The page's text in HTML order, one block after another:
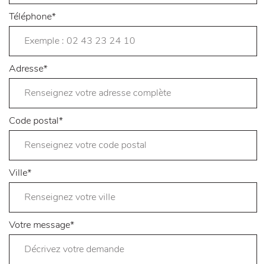
Téléphone*
Adresse*
Code postal*
Ville*
Votre message*